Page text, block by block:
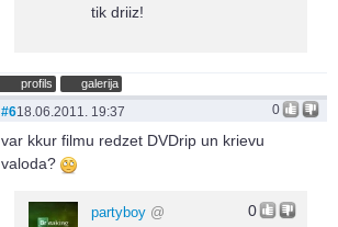
tik driiz!
profils galerija
0
#618.06.2011. 19:37
var kkur filmu redzet DVDrip un krievu
valoda?
0
partyboy @